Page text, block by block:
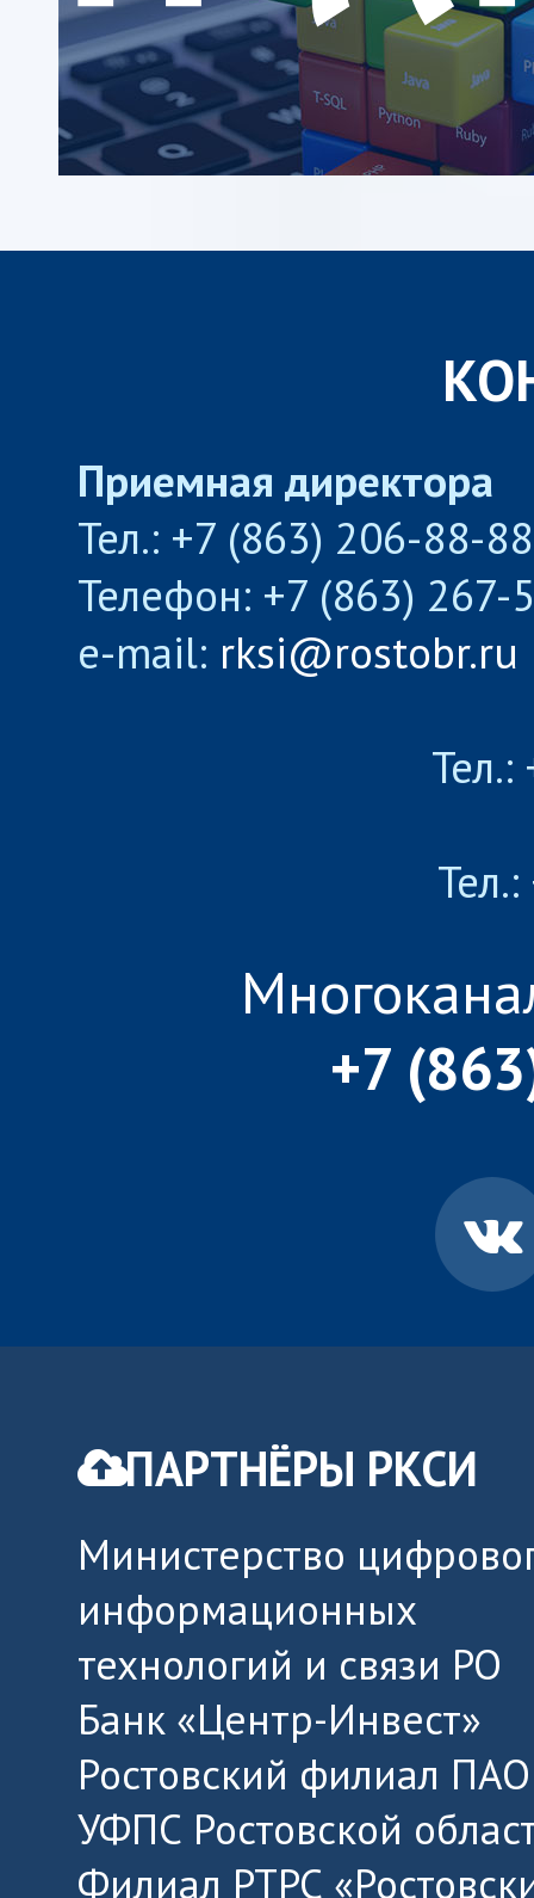
Приемная директора
Тел.: +7 (863) 206-88-
Телефон: +7 (863) 267-
e-mail: rksi@rostobr.ru
+7
ПАРТНЁРЫ РКСИ
Министерство
информационных
технологий и связи РО
Банк «Центр-Инвест»
Ростовский филиал
УФПС Ростовской
Филиал РТРС